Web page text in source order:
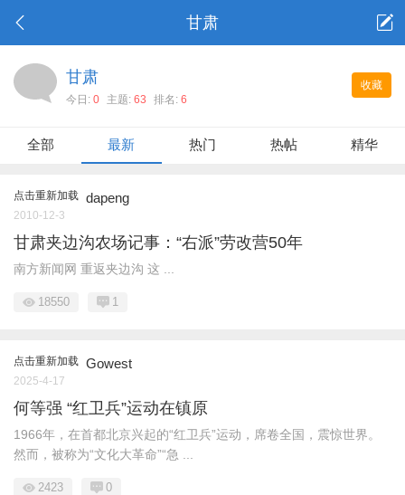
甘肃
收藏
甘肃
今日: 0 主题: 63 排名: 6
全部 最新 热门 热帖 精华
点击重新加载 dapeng
2010-12-3
甘肃夹边沟农场记事：“右派”劳改营50年
南方新闻网 重返夹边沟 这 ...
18550 1
点击重新加载 Gowest
2025-4-17
何等强 “红卫兵”运动在镇原
1966年，在首都北京兴起的“红卫兵”运动，席卷全国，震惊世界。
然而，被称为“文化大革命”“急 ...
2423 0